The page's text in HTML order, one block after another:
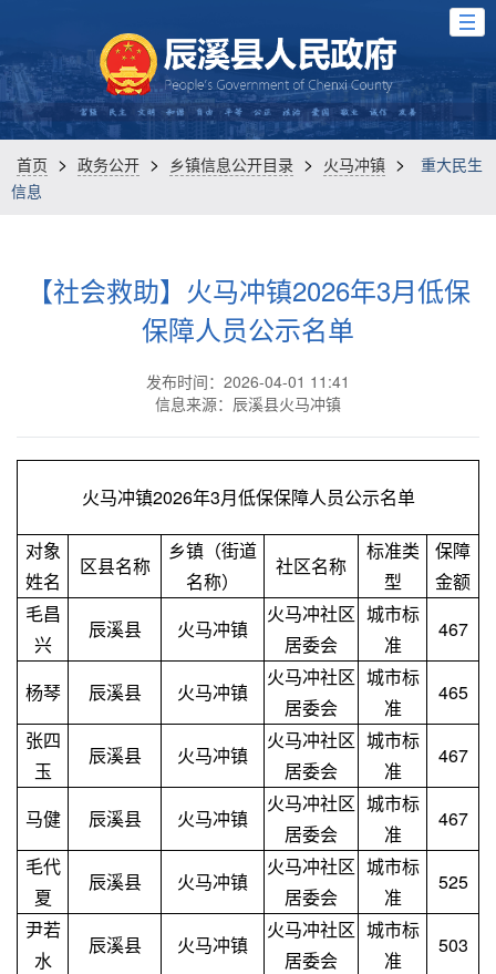
首页 > 政务公开 > 乡镇信息公开目录 > 火马冲镇 >
重大民生
信息
【社会救助】火马冲镇2026年3月低保
保障人员公示名单
发布时间：2026-04-01 11:41
信息来源：辰溪县火马冲镇
火马冲镇2026年3月低保保障人员公示名单
对象
姓名
区县名称
乡镇（街道
名称）
社区名称
标准类
型
保障
金额
毛昌
兴
辰溪县 火马冲镇
火马冲社区
居委会
城市标
准
467
杨琴 辰溪县 火马冲镇
火马冲社区
居委会
城市标
准
465
张四
玉
辰溪县 火马冲镇
火马冲社区
居委会
城市标
准
467
马健 辰溪县 火马冲镇
火马冲社区
居委会
城市标
准
467
毛代
夏
辰溪县 火马冲镇
火马冲社区
居委会
城市标
准
525
尹若
水
辰溪县 火马冲镇
火马冲社区
居委会
城市标
准
503